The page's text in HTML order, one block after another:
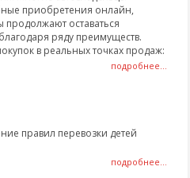
приобретения онлайн,
оставаться
ряду преимуществ.
в реальных точках продаж:
подробнее...
правил перевозки детей
подробнее...